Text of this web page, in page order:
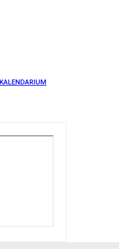
KALENDARIUM